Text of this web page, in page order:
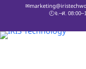
✉
🕘จ.–ศ.